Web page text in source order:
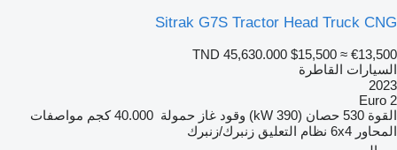
Sitrak G7S Tractor Head Truck CNG
TND 45,630.000 $15,500 ≈ €13,500
السيارات القاطرة
2023
Euro 2
القوة 530 حصان (390 kW) وقود غاز حمولة 40.000 كجم
مواصفات
المحاور 6x4 نظام التعليق زنبرك/زنبرك